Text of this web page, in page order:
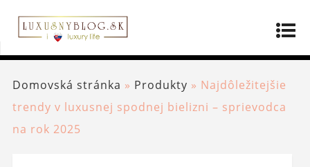
Domovská stránka » Produkty » Najdôležitejšie
trendy v luxusnej spodnej bielizni – sprievodca
na rok 2025